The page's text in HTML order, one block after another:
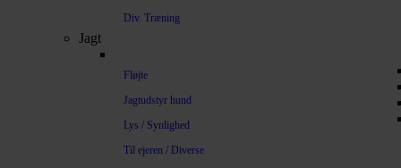
Div. Træning
Jagt
Fløjte
Jagtudstyr hund
Lys / Synlighed
Til ejeren / Diverse